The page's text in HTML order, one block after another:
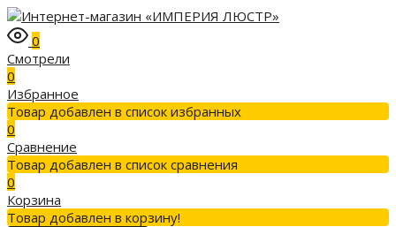
0
Смотрели
0
Избранное
Товар добавлен в список избранных
0
Сравнение
Товар добавлен в список сравнения
0
Корзина
Товар добавлен в корзину!